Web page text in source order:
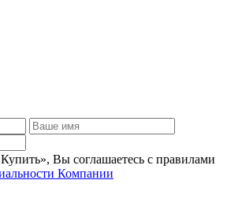
Вы соглашаетесь c правилами
Компании